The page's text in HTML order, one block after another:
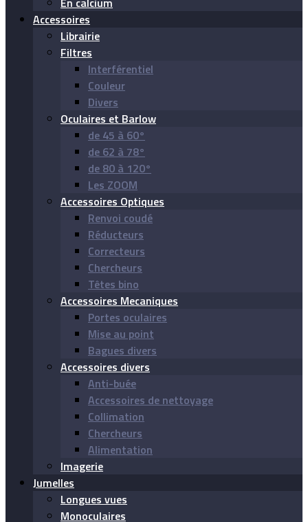
Accessoires
Librairie
Filtres
Interférentiel
Couleur
Divers
Oculaires et Barlow
de 45 à 60°
de 62 à 78°
de 80 à 120°
Les ZOOM
Accessoires Optiques
Renvoi coudé
Réducteurs
Correcteurs
Chercheurs
Têtes bino
Accessoires Mecaniques
Portes oculaires
Mise au point
Bagues divers
Accessoires divers
Anti-buée
Accessoires de nettoyage
Collimation
Chercheurs
Alimentation
Imagerie
Jumelles
Longues vues
Monoculaires